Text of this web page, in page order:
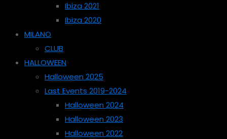
Ibiza 2021
Ibiza 2020
MILANO
CLUB
HALLOWEEN
Halloween 2025
Last Events 2019-2024
Halloween 2024
Halloween 2023
Halloween 2022